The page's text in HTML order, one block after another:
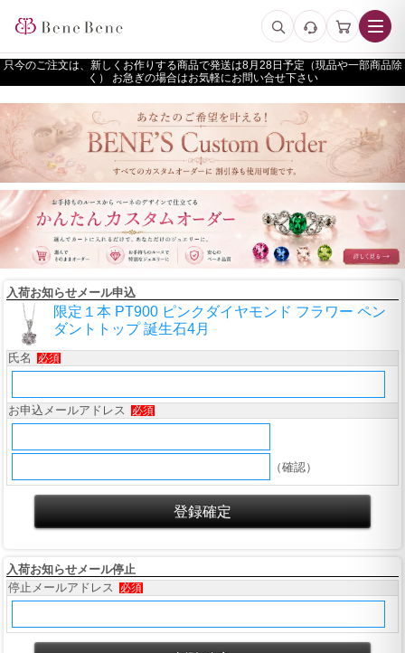
只今のご注文は、新しくお作りする商品で発送は
予定（現品や一部商品除
く） お急ぎの場合はお気軽にお問い合せ下さい
入荷お知らせメール申込
限定１本 PT900 ピンクダイヤモンド フラワー ペン
ダントトップ 誕生石4月
氏名 必須
お申込メールアドレス 必須
（確認）
入荷お知らせメール停止
停止メールアドレス
必須